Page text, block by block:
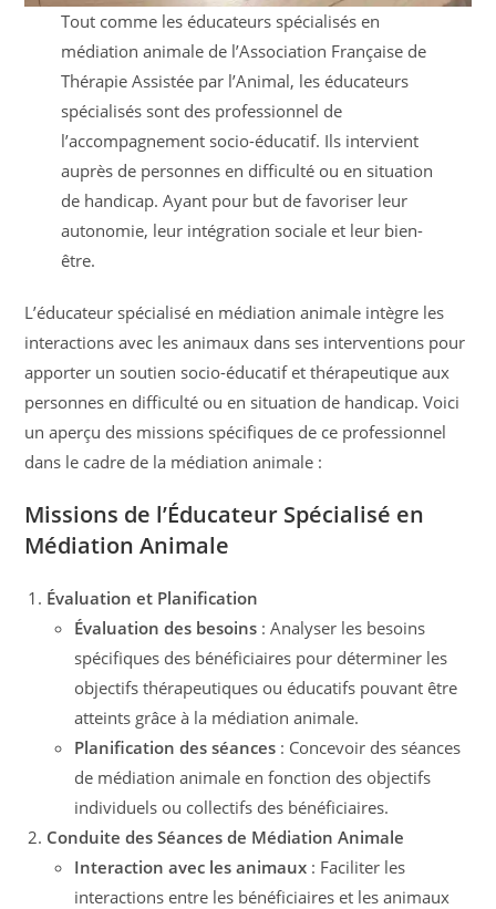
Tout comme les éducateurs spécialisés en
médiation animale de l’Association Française de
Thérapie Assistée par l’Animal, les éducateurs
spécialisés sont des professionnel de
l’accompagnement socio-éducatif. Ils intervient
auprès de personnes en difficulté ou en situation
de handicap. Ayant pour but de favoriser leur
autonomie, leur intégration sociale et leur bien-
être.
L’éducateur spécialisé en médiation animale intègre les
interactions avec les animaux dans ses interventions pour
apporter un soutien socio-éducatif et thérapeutique aux
personnes en difficulté ou en situation de handicap. Voici
un aperçu des missions spécifiques de ce professionnel
dans le cadre de la médiation animale :
Missions de l’Éducateur Spécialisé en
Médiation Animale
Évaluation et Planification
Évaluation des besoins : Analyser les besoins
spécifiques des bénéficiaires pour déterminer les
objectifs thérapeutiques ou éducatifs pouvant être
atteints grâce à la médiation animale.
Planification des séances : Concevoir des séances
de médiation animale en fonction des objectifs
individuels ou collectifs des bénéficiaires.
Conduite des Séances de Médiation Animale
Interaction avec les animaux : Faciliter les
interactions entre les bénéficiaires et les animaux